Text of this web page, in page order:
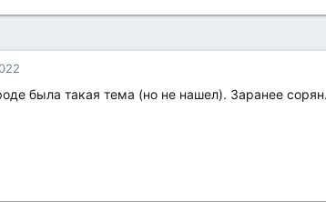
была такая тема (но не нашел). Заранее